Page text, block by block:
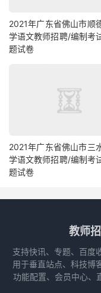
2021年广东省佛山市顺
学语文教师招聘/编制考
题试卷
2021年广东省佛山市三
学语文教师招聘/编制考
题试卷
教师
支持快讯、专题、百度
用于垂直站点、科技博
功能配置、会员中心、